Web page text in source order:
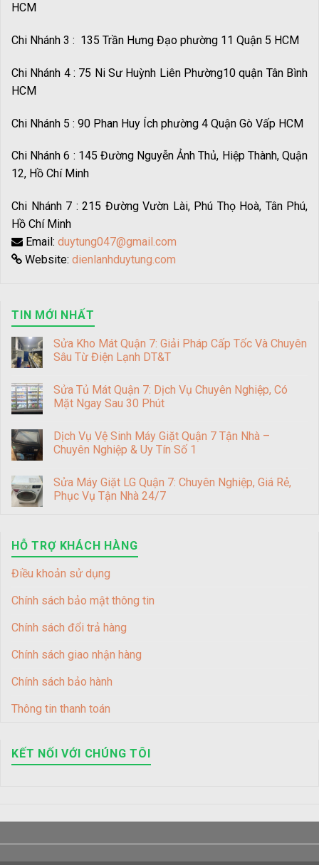
HCM
Chi Nhánh 3 : 135 Trần Hưng Đạo phường 11 Quận 5 HCM
Chi Nhánh 4 : 75 Ni Sư Huỳnh Liên Phường10 quận Tân Bình
HCM
Chi Nhánh 5 : 90 Phan Huy Ích phường 4 Quận Gò Vấp HCM
Chi Nhánh 6 : 145 Đường Nguyễn Ảnh Thủ, Hiệp Thành, Quận
12, Hồ Chí Minh
Chi Nhánh 7 : 215 Đường Vườn Lài, Phú Thọ Hoà, Tân Phú,
Hồ Chí Minh
Email: duytung047@gmail.com
Website: dienlanhduytung.com
TIN MỚI NHẤT
Sửa Kho Mát Quận 7: Giải Pháp Cấp Tốc Và Chuyên
Sâu Từ Điện Lạnh DT&T
Sửa Tủ Mát Quận 7: Dịch Vụ Chuyên Nghiệp, Có
Mặt Ngay Sau 30 Phút
Dịch Vụ Vệ Sinh Máy Giặt Quận 7 Tận Nhà –
Chuyên Nghiệp & Uy Tín Số 1
Sửa Máy Giặt LG Quận 7: Chuyên Nghiệp, Giá Rẻ,
Phục Vụ Tận Nhà 24/7
HỖ TRỢ KHÁCH HÀNG
Điều khoản sử dụng
Chính sách bảo mật thông tin
Chính sách đổi trả hàng
Chính sách giao nhận hàng
Chính sách bảo hành
Thông tin thanh toán
KẾT NỐI VỚI CHÚNG TÔI